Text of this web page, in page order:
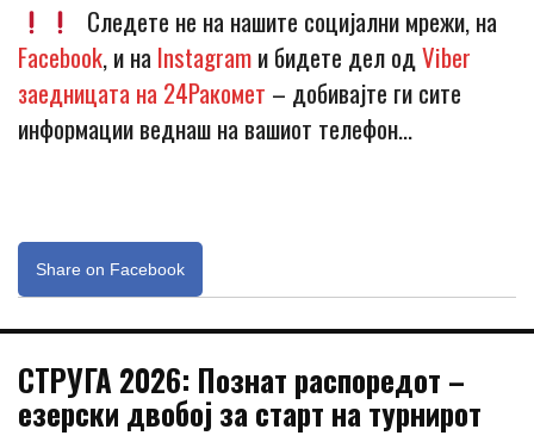
Следете не на нашите социјални мрежи, на
Facebook, и наInstagramи бидете дел одViber
заедницата на 24Ракомет – добивајте ги сите
информации веднаш на вашиот телефон…
Share on Facebook
СТРУГА 2026: Познат распоредот –
езерски двобој за старт на турнирот